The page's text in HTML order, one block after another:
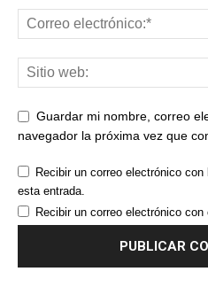
Guardar mi nombre, correo
navegador la próxima vez que
Recibir un correo electrónico
esta entrada.
Recibir un correo electrónico con